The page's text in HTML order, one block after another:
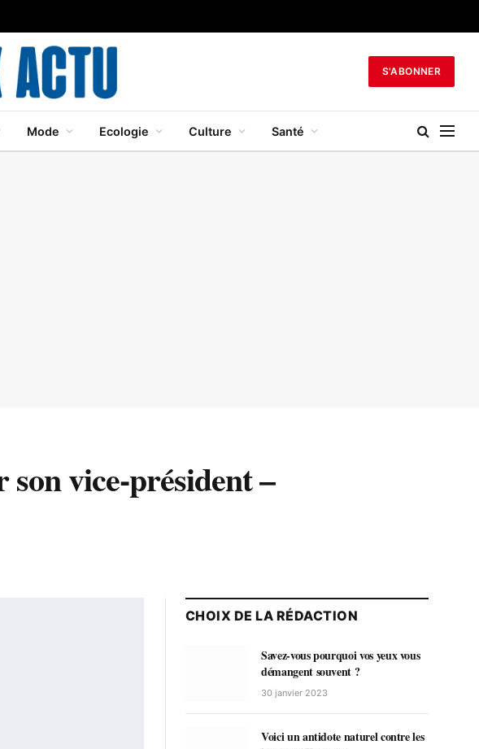
S'ABONNER
Mode Ecologie Culture Santé
vice-président –
CHOIX DE LA RÉDACTION
Savez-vous pourquoi vos yeux vous
démangent souvent ?
30 janvier 2023
Voici un antidote naturel contre les